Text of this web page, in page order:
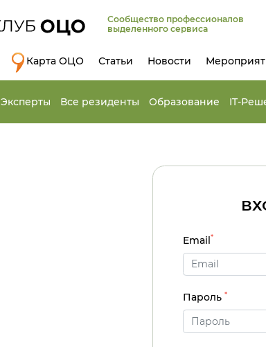
Сообщество профессионалов
выделенного сервиса
Карта ОЦО Статьи Новости
Эксперты Все резиденты Образование IT-
Email*
Пароль*